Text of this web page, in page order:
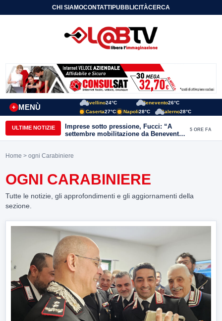
CHI SIAMOCONTATTIPUBBLICITÀCERCA
MENÙ
+
Avellino24°C Benevento26°C
Caserta27°C Napoli28°C Salerno28°C
ULTIME NOTIZIE
Imprese sotto pressione, Fucci: “A
settembre mobilitazione da Benevento
e Avellino”
5 ORE FA
Home > ogni Carabiniere
OGNI CARABINIERE
Tutte le notizie, gli approfondimenti e gli aggiornamenti della
sezione.